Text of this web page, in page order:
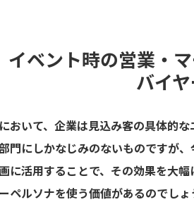
イベント時の営業・
バイ
おいて、企業は見込み客の具体的
門にしかなじみのないものですが
に活用することで、その効果を大
ペルソナを使う価値があるのでし